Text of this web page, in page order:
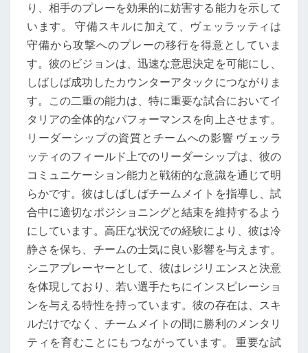
り、相手のプレーを効果的に妨害する能力を示して
います。 守備スキルに加えて、ヴェッラッティは
守備から攻撃へのプレーの移行を得意としていま
す。彼のビジョンは、迅速な意思決定を可能にし、
しばしば成功したカウンターアタックにつながりま
す。この二重の能力は、特に重要な試合においてイ
タリアの全体的なパフォーマンスを向上させます。
リーダーシップの資質とチームへの影響 ヴェッラ
ッティのフィールド上でのリーダーシップは、彼の
コミュニケーション能力と戦術的な意識を通じて明
らかです。彼はしばしばチームメイトを指導し、試
合中に適切なポジショニングと結束を維持するよう
にしています。高圧な状況での経験により、彼は冷
静さを保ち、チームの士気に良い影響を与えます。
シニアプレーヤーとして、彼はレジリエンスと決意
を体現しており、若い選手たちにインスピレーショ
ンを与える特性を持っています。彼の存在は、スキ
ルだけでなく、チームメイトの間に勝利のメンタリ
ティを育むことにもつながっています。 重要な試